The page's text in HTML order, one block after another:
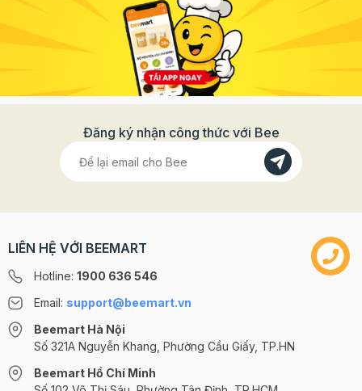
Đăng ký nhận công thức với Bee
LIÊN HỆ VỚI BEEMART
Hotline: 1900 636 546
Email: support@beemart.vn
Beemart Hà Nội
Số 321A Nguyễn Khang, Phường Cầu Giấy, TP.HN
Beemart Hồ Chí Minh